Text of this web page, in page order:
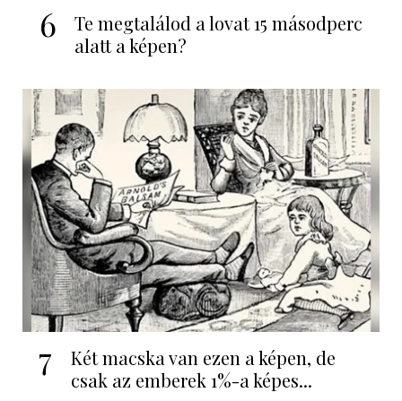
6
Te megtalálod a lovat 15 másodperc
alatt a képen?
7
Két macska van ezen a képen, de
csak az emberek 1%-a képes...